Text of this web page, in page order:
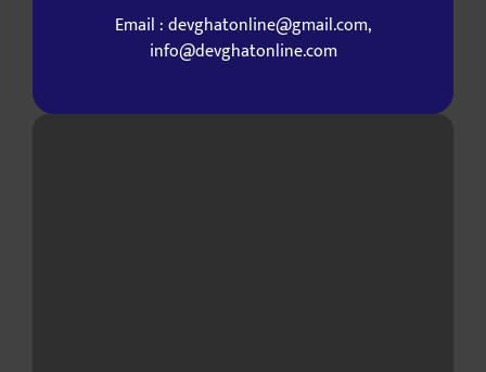
Email : devghatonline@gmail.com,
info@devghatonline.com